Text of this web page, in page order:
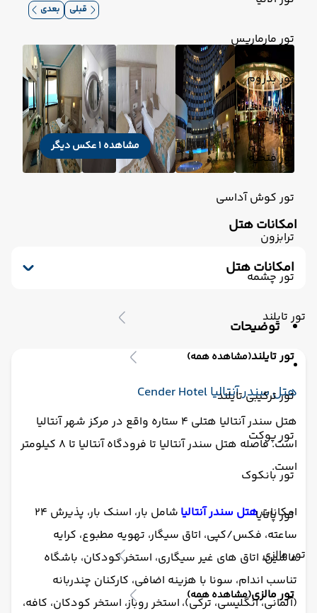
تور مارماریس
تور بدروم
تور ازمیر
تور فتحیه
تور کوش آداسی
ترابزون
تور چشمه
تور تایلند
تور تایلند(مشاهده همه)
تور ترکیبی تایلند
تور پوکت
تور بانکوک
تور پاتایا
تور مالزی
تور مالزی(مشاهده همه)
قبلی بعدی
مشاهده 1 عکس دیگر
امکانات هتل
امکانات هتل
خدمات 24 ساعته در اتاق
آسانسور
مینی بار رایگان
کافی شاپ
خشکشویی
صندوق امانات
پذیرش 24 ساعته
سرویس فرنگی
دستگاه ATM
آرایشگاه
توضیحات
هتل سندر آنتالیا Cender Hotel
هتل سندر آنتالیا هتلی 4 ستاره واقع در مرکز شهر آنتالیا
است. فاصله هتل سندر آنتالیا تا فرودگاه آنتالیا تا 8 کیلومتر
است.
امکاناتهتل سندر آنتالیا
شامل بار، اسنک بار، پذیرش 24
ساعته، فکس/کپی، اتاق سیگار، تهویه مطبوع، کرایه
ماشین، اتاق های غیر سیگاری، استخر کودکان، باشگاه
تناسب اندام، سونا با هزینه اضافی، کارکنان چندربانه
(آلمانی، انگلیسی، ترکی)، استخر روباز، استخر کودکان، کافه،